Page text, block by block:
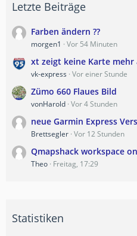
Letzte Beiträge
Farben ändern ??
morgen1 Vor 54 Minuten
xt zeigt keine Karte mehr
vk-express Vor einer Stunde
Zümo 660 Flaues Bild
vonHarold Vor 4 Stunden
neue Garmin Express
Brettsegler Vor 12 Stunden
Qmapshack workspace
Theo Freitag, 17:29
Statistiken